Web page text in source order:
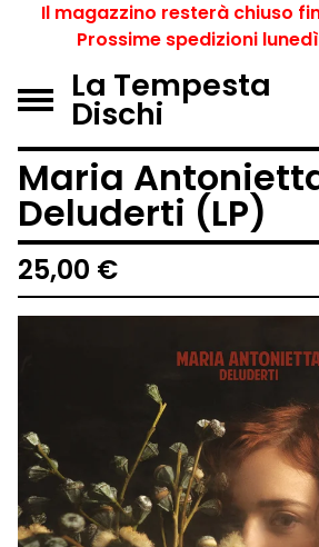
Il magazzino resterà chiuso
Prossime spedizioni
La Tempesta
Dischi
Maria
Deluderti (LP)
25,00 €